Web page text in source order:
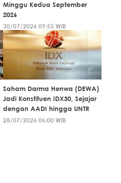
Minggu Kedua September
2026
30/07/2026 09:55 WIB
Saham Darma Henwa (DEWA)
Jadi Konstituen IDX30, Sejajar
dengan AADI hingga UNTR
28/07/2026 06:00 WIB